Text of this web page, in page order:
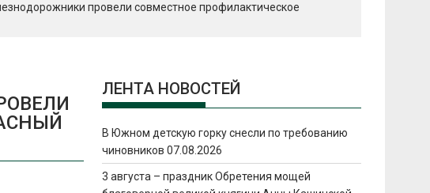
провели совместное профилактическое
ЛЕНТА НОВОСТЕЙ
В Южном детскую горку снесли по требованию
чиновников 07.08.2026
3 августа – праздник Обретения мощей